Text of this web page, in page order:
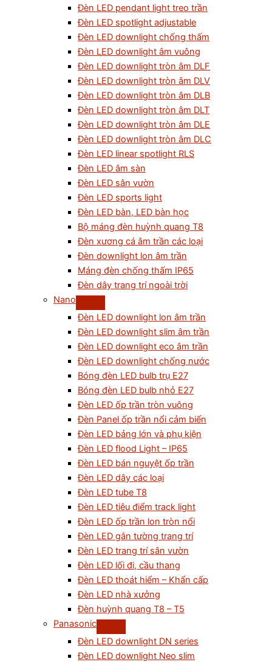
Đèn LED pendant light treo trần
Đèn LED spotlight adjustable
Đèn LED downlight chống thấm
Đèn LED downlight âm vuông
Đèn LED downlight tròn âm DLF
Đèn LED downlight tròn âm DLV
Đèn LED downlight tròn âm DLB
Đèn LED downlight tròn âm DLT
Đèn LED downlight tròn âm DLE
Đèn LED downlight tròn âm DLC
Đèn LED linear spotlight RLS
Đèn LED âm sàn
Đèn LED sân vườn
Đèn LED sports light
Đèn LED bàn, LED bàn học
Bộ máng đèn huỳnh quang T8
Đèn xương cá âm trần các loại
Đèn downlight lon âm trần
Máng đèn chống thấm IP65
Đèn dây trang trí ngoài trời
Nano
Đèn LED downlight lon âm trần
Đèn LED downlight slim âm trần
Đèn LED downlight eco âm trần
Đèn LED downlight chống nước
Bóng đèn LED bulb trụ E27
Bóng đèn LED bulb nhỏ E27
Đèn LED ốp trần tròn vuông
Đèn Panel ốp trần nổi cảm biến
Đèn LED bảng lớn và phụ kiện
Đèn LED flood Light – IP65
Đèn LED bán nguyệt ốp trần
Đèn LED dây các loại
Đèn LED tube T8
Đèn LED tiêu điểm track light
Đèn LED ốp trần lon tròn nổi
Đèn LED gắn tường trang trí
Đèn LED trang trí sân vườn
Đèn LED lối đi, cầu thang
Đèn LED thoát hiểm – Khẩn cấp
Đèn LED nhà xưởng
Đèn huỳnh quang T8 – T5
Panasonic
Đèn LED downlight DN series
Đèn LED downlight Neo slim